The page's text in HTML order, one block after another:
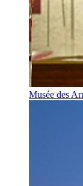
Musée des